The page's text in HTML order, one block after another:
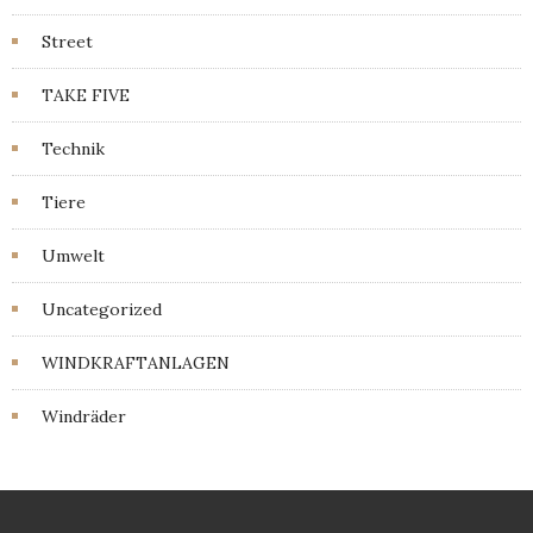
Street
TAKE FIVE
Technik
Tiere
Umwelt
Uncategorized
WINDKRAFTANLAGEN
Windräder